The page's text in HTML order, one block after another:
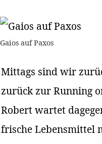
Gaios auf Paxos
Mittags sind wir
zurück zur Running
Robert wartet
frische Lebensmittel